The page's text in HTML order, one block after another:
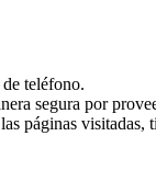
teléfono.
segura por
páginas visitadas,